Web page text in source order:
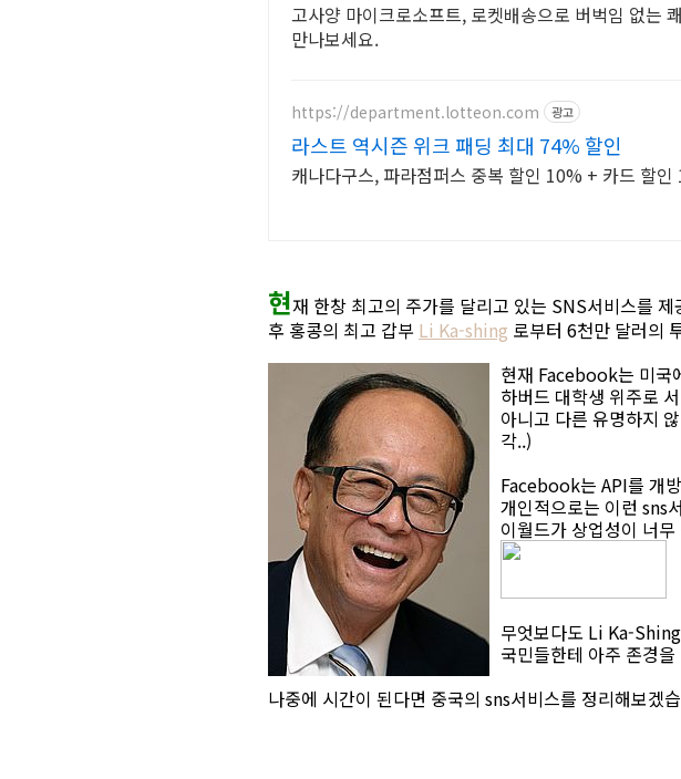
고사양 마이크로소프트, 로켓배송으로 버벅임 없는
만나보세요.
https://department.lotteon.com 광고
라스트 역시즌 위크 패딩 최대 74% 할인
캐나다구스, 파라점퍼스 중복 할인 10% + 카드 할인
현재 한창 최고의 주가를 달리고 있는 SNS서비스를 제
후 홍콩의 최고 갑부 Li Ka-shing 로부터 6천만 달러의
현재 Facebook는 미국
하버드 대학생 위주로
아니고 다른 유명하지
각..)
Facebook는 API를 개
개인적으로는 이런 sns
이월드가 상업성이 너
무엇보다도 Li Ka-
국민들한테 아주 존경
나중에 시간이 된다면 중국의 sns서비스를 정리해보겠